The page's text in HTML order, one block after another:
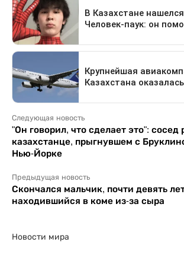
Следующая новость
"Он говорил, что сделает это": сосед
казахстанце, прыгнувшем с
Нью-Йорке
Предыдущая новость
Скончался мальчик, почти девять
находившийся в коме из-за сыра
Новости мира